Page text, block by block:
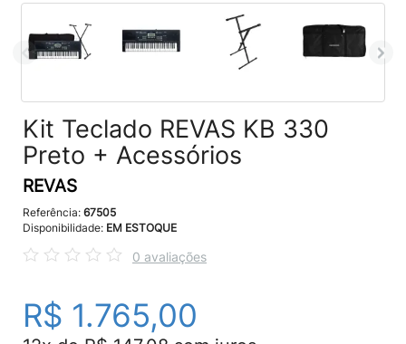
Kit Teclado REVAS KB 330
Preto + Acessórios
REVAS
Referência: 67505
Disponibilidade: EM ESTOQUE
0 avaliações
R$ 1.765,00